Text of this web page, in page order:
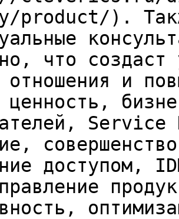
product/).
что создаст
отношения и
ценность,
доступом,